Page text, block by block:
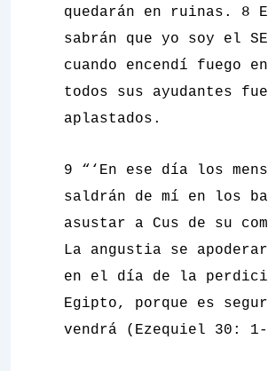
quedarán en ruinas. 8
sabrán que yo soy el
cuando encendí fuego
todos sus ayudantes
aplastados.
9 “‘En ese día los
saldrán de mí en los
asustar a Cus de su
La angustia se
en el día de la
Egipto, porque es
vendrá (Ezequiel 30: